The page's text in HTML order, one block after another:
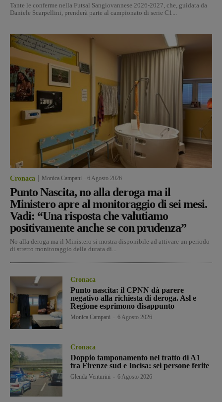
Tante le conferme nella Futsal Sangiovannese 2026-2027, che, guidata da
Daniele Scarpellini, prenderà parte al campionato di serie C1...
Cronaca Monica Campani 6 Agosto 2026
Punto Nascita, no alla deroga ma il
Ministero apre al monitoraggio di sei mesi.
Vadi: “Una risposta che valutiamo
positivamente anche se con prudenza”
No alla deroga ma il Ministero si mostra disponibile ad attivare un periodo
di stretto monitoraggio della durata di...
Cronaca
Punto nascita: il CPNN dà parere
negativo alla richiesta di deroga. Asl e
Regione esprimono disappunto
Monica Campani 6 Agosto 2026
Cronaca
Doppio tamponamento nel tratto di A1
fra Firenze sud e Incisa: sei persone ferite
Glenda Venturini 6 Agosto 2026